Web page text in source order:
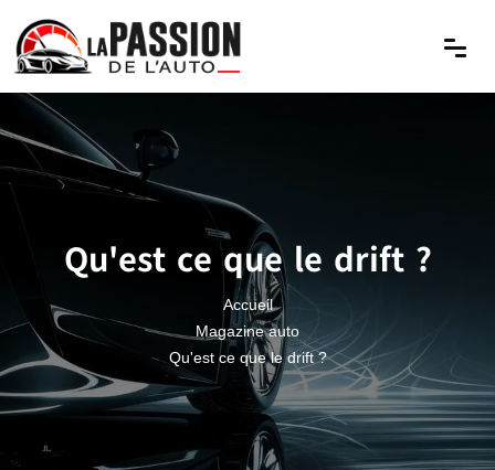
Qu'est ce que le drift ?
Accueil
Magazine auto
Qu'est ce que le drift ?